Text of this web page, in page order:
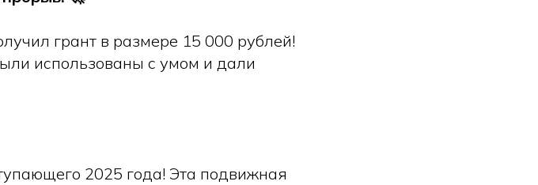
грант в размере 15 000 рублей!
использованы с умом и дали
2025 года! Эта подвижная